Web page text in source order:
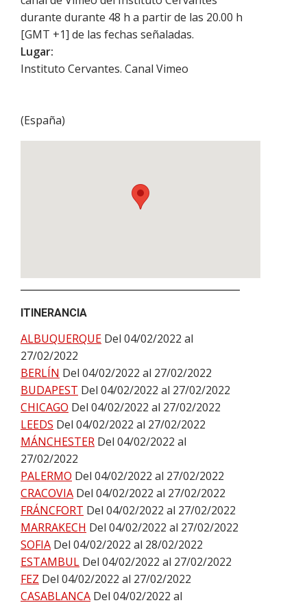
durante durante 48 h a partir de las 20.00 h
[GMT +1] de las fechas señaladas.
Lugar:
Instituto Cervantes. Canal Vimeo
(España)
ITINERANCIA
ALBUQUERQUE Del 04/02/2022 al
27/02/2022
BERLÍN Del 04/02/2022 al 27/02/2022
BUDAPEST Del 04/02/2022 al 27/02/2022
CHICAGO Del 04/02/2022 al 27/02/2022
LEEDS Del 04/02/2022 al 27/02/2022
MÁNCHESTER Del 04/02/2022 al
27/02/2022
PALERMO Del 04/02/2022 al 27/02/2022
CRACOVIA Del 04/02/2022 al 27/02/2022
FRÁNCFORT Del 04/02/2022 al 27/02/2022
MARRAKECH Del 04/02/2022 al 27/02/2022
SOFIA Del 04/02/2022 al 28/02/2022
ESTAMBUL Del 04/02/2022 al 27/02/2022
FEZ Del 04/02/2022 al 27/02/2022
CASABLANCA Del 04/02/2022 al